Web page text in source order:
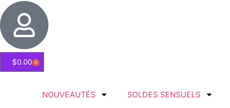
$0.00 0
NOUVEAUTÉS SOLDES SENSUELS